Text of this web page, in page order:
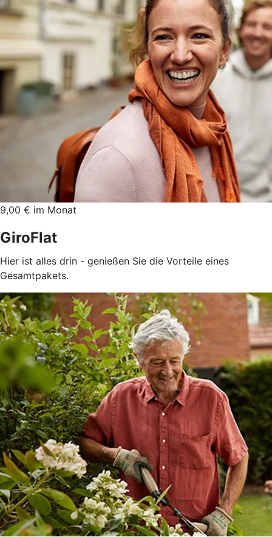
9,00 € im Monat
GiroFlat
Hier ist alles drin - genießen Sie die Vorteile eines
Gesamtpakets.